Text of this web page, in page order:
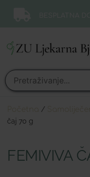
/
čaj 70 g
FEMIVIVA